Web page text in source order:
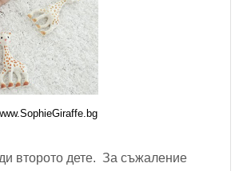
второто дете. За съжаление